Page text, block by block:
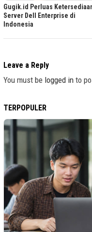
Gugik.id Perluas
Server Dell Enterprise di
Indonesia
Leave a Reply
You must be logged in to
TERPOPULER